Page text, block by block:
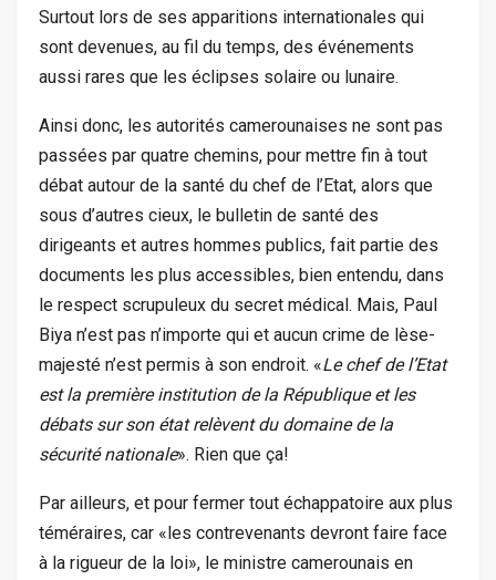
Surtout lors de ses apparitions internationales qui
sont devenues, au fil du temps, des événements
aussi rares que les éclipses solaire ou lunaire.
Ainsi donc, les autorités camerounaises ne sont pas
passées par quatre chemins, pour mettre fin à tout
débat autour de la santé du chef de l’Etat, alors que
sous d’autres cieux, le bulletin de santé des
dirigeants et autres hommes publics, fait partie des
documents les plus accessibles, bien entendu, dans
le respect scrupuleux du secret médical. Mais, Paul
Biya n’est pas n’importe qui et aucun crime de lèse-
majesté n’est permis à son endroit. «Le chef de l’Etat
est la première institution de la République et les
débats sur son état relèvent du domaine de la
sécurité nationale». Rien que ça!
Par ailleurs, et pour fermer tout échappatoire aux plus
téméraires, car «les contrevenants devront faire face
à la rigueur de la loi», le ministre camerounais en